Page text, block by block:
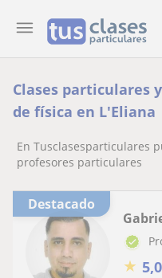
Clases particulares
de física en L'Eliana
En Tusclasesparticulares
profesores particulares
Destacado
★ 5,0